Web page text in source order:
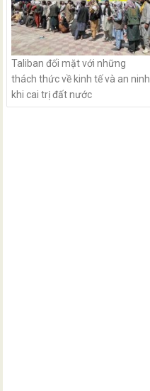
Taliban đối mặt với những
thách thức về kinh tế và an ninh
khi cai trị đất nước